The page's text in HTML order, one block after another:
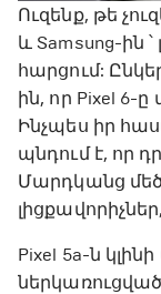
Ուզենք, թե
և Samsung-ին
հարցում:
ին, որ Pixel 6-
Ինչպես իր
պնդում է, որ
Մարդկանց մեծ
Pixel 5a-ն